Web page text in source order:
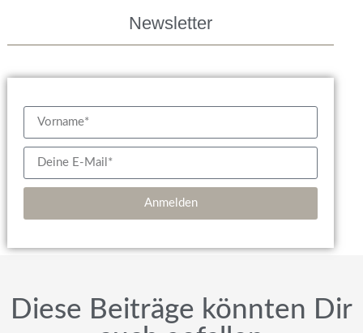
Newsletter
Anmelden
Diese Beiträge könnten Dir